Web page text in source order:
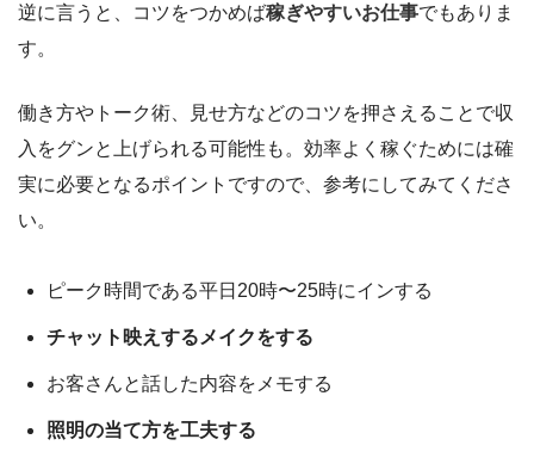
逆に言うと、コツをつかめば稼ぎやすいお仕事でもありま
す。
働き方やトーク術、見せ方などのコツを押さえることで収
入をグンと上げられる可能性も。効率よく稼ぐためには確
実に必要となるポイントですので、参考にしてみてくださ
い。
ピーク時間である平日20時〜25時にインする
チャット映えするメイクをする
お客さんと話した内容をメモする
照明の当て方を工夫する